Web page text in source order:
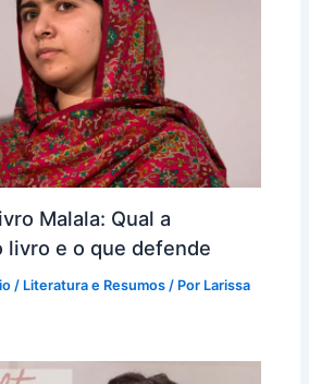
Malala: Qual a
livro e o que defende
/ Literatura e Resumos / Por Larissa